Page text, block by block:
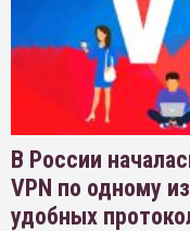
В России
VPN по одному
удобных